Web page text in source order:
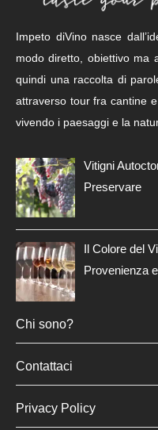
Impeto diVino nasce
modo diretto, obiettivo ma
quindi una raccolta di
attraverso tour fra cantine
vivendo i paesaggi e la
Vitigni
Preservare
Il Colore del
Provenienza
Chi sono?
Contattaci
Privacy Policy